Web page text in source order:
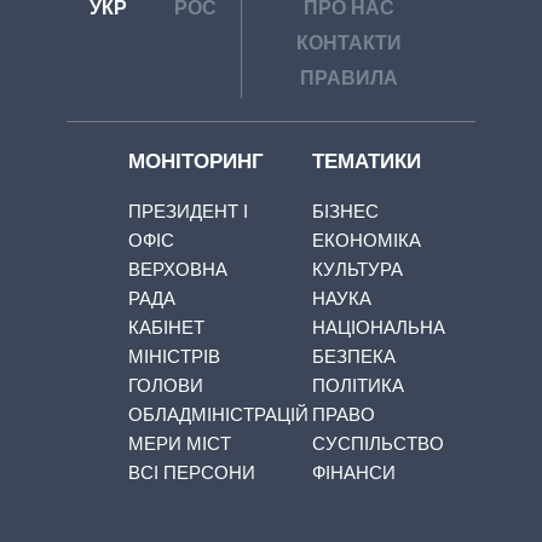
УКР РОС
ПРО НАС
КОНТАКТИ
ПРАВИЛА
МОНІТОРИНГ
ПРЕЗИДЕНТ І
ОФІС
ВЕРХОВНА
РАДА
КАБІНЕТ
МІНІСТРІВ
ГОЛОВИ
ОБЛАДМІНІСТРАЦІЙ
МЕРИ МІСТ
ВСІ ПЕРСОНИ
ТЕМАТИКИ
БІЗНЕС
ЕКОНОМІКА
КУЛЬТУРА
НАУКА
НАЦІОНАЛЬНА
БЕЗПЕКА
ПОЛІТИКА
ПРАВО
СУСПІЛЬСТВО
ФІНАНСИ